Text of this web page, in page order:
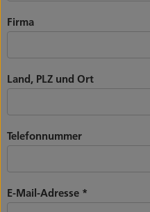
Firma
Land, PLZ und Ort
Telefonnummer
E-Mail-Adresse *